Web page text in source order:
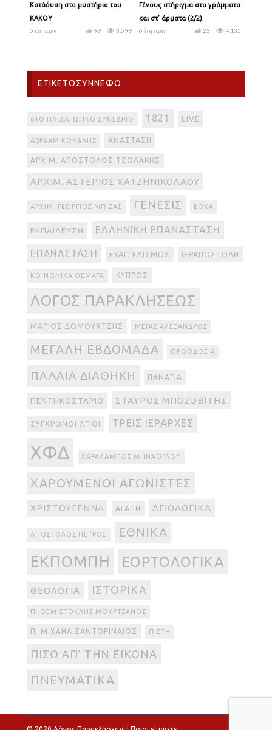
Κατάδυση στο μυστήριο του
ΚΑΚΟΥ
5 έτη πριν
3,599
99
Γένους στήριγμα στα γράμματα
και στ’ άρματα (2/2)
6 έτη πριν
4,135
23
ΕΤΙΚΕΤΟΣΎΝΝΕΦΟ
61Ο ΠΑΙΔΑΓΩΓΙΚΌ ΣΥΝΈΔΡΙΟ 1821 LIVE
ΑΒΡΑΆΜ ΚΟΚΆΛΗΣ ΑΝΆΣΤΑΣΗ
ΑΡΧΙΜ. ΑΠΌΣΤΟΛΟΣ ΤΣΟΛΆΚΗΣ
ΑΡΧΙΜ. ΑΣΤΈΡΙΟΣ ΧΑΤΖΗΝΙΚΟΛΆΟΥ
ΑΡΧΙΜ. ΓΕΏΡΓΙΟΣ ΜΠΊΖΑΣ ΓΈΝΕΣΙΣ ΕΟΚΑ
ΕΚΠΑΊΔΕΥΣΗ ΕΛΛΗΝΙΚΉ ΕΠΑΝΆΣΤΑΣΗ
ΕΠΑΝΆΣΤΑΣΗ ΕΥΑΓΓΕΛΙΣΜΌΣ ΙΕΡΑΠΟΣΤΟΛΉ
ΚΟΙΝΩΝΙΚΆ ΘΈΜΑΤΑ ΚΎΠΡΟΣ
ΛΌΓΟΣ ΠΑΡΑΚΛΉΣΕΩΣ
ΜΆΡΙΟΣ ΔΟΜΟΥΧΤΣΉΣ ΜΈΓΑΣ ΑΛΈΞΑΝΔΡΟΣ
ΜΕΓΆΛΗ ΕΒΔΟΜΆΔΑ ΟΡΘΟΔΟΞΊΑ
ΠΑΛΑΙΆ ΔΙΑΘΉΚΗ ΠΑΝΑΓΊΑ
ΠΕΝΤΗΚΟΣΤΆΡΙΟ ΣΤΑΎΡΟΣ ΜΠΟΖΟΒΊΤΗΣ
ΣΎΓΧΡΟΝΟΙ ΆΓΙΟΙ ΤΡΕΙΣ ΙΕΡΆΡΧΕΣ
ΧΦΔ ΧΑΡΆΛΑΜΠΟΣ ΜΗΝΆΟΓΛΟΥ
ΧΑΡΟΎΜΕΝΟΙ ΑΓΩΝΙΣΤΈΣ
ΧΡΙΣΤΟΎΓΕΝΝΑ ΑΓΆΠΗ ΑΓΙΟΛΟΓΙΚΆ
ΑΠΌΣΤΟΛΟΣ ΠΈΤΡΟΣ ΕΘΝΙΚΆ
ΕΚΠΟΜΠΉ ΕΟΡΤΟΛΟΓΙΚΆ
ΘΕΟΛΟΓΊΑ ΙΣΤΟΡΙΚΆ
Π. ΘΕΜΙΣΤΟΚΛΉΣ ΜΟΥΡΤΖΑΝΌΣ
Π. ΜΙΧΑΉΛ ΣΑΝΤΟΡΙΝΑΊΟΣ ΠΊΣΤΗ
ΠΊΣΩ ΑΠ’ ΤΗΝ ΕΙΚΌΝΑ
ΠΝΕΥΜΑΤΙΚΆ